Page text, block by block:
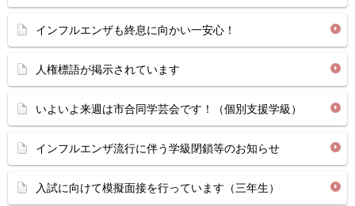
インフルエンザも終息に向かい一安心！
人権標語が掲示されています
いよいよ来週は市合同学芸会です！（個別支援学級）
インフルエンザ流行に伴う学級閉鎖等のお知らせ
入試に向けて模擬面接を行っています（三年生）